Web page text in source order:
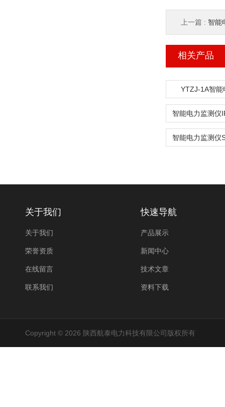
上一篇 : 智能
相关产品
YTZJ-1A智能
关于我们
关于我们
荣誉资质
在线留言
联系我们
快速导航
产品展示
新闻中心
技术文章
资料下载
Copyright © 2026 陕西航泰电力科技有限公司版权所有